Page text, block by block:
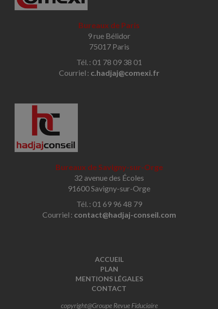
Bureaux de Paris
9 rue Bélidor
75017 Paris
Tél. : 01 78 09 38 01
Courriel : c.hadjaj@comexi.fr
Bureaux de Savigny-sur-Orge
32 avenue des Écoles
91600 Savigny-sur-Orge
Tél. : 01 69 96 48 79
Courriel : contact@hadjaj-conseil.com
ACCUEIL
PLAN
MENTIONS LÉGALES
CONTACT
copyright@Groupe Revue Fiduciaire